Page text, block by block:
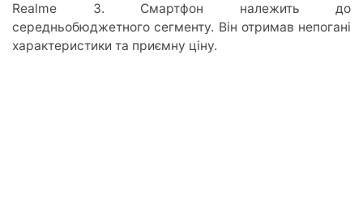
Realme 3. Смартфон належить до
середньобюджетного сегменту. Він отримав непогані
характеристики та приємну ціну.